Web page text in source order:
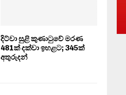
දිට්වා සුළි කුණාටුවේ මරණ
481ක් දක්වා ඉහළට; 345ක්
අතුරුදන්